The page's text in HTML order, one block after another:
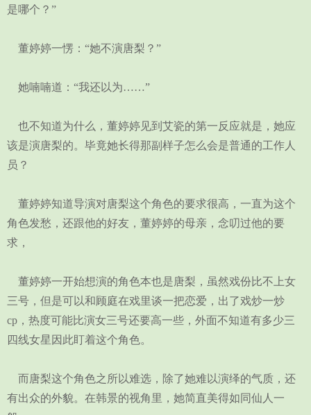
是哪个？”
董婷婷一愣：“她不演唐梨？”
她喃喃道：“我还以为……”
也不知道为什么，董婷婷见到艾瓷的第一反应就是，她应
该是演唐梨的。毕竟她长得那副样子怎么会是普通的工作人
员？
董婷婷知道导演对唐梨这个角色的要求很高，一直为这个
角色发愁，还跟他的好友，董婷婷的母亲，念叨过他的要
求，
董婷婷一开始想演的角色本也是唐梨，虽然戏份比不上女
三号，但是可以和顾庭在戏里谈一把恋爱，出了戏炒一炒
cp，热度可能比演女三号还要高一些，外面不知道有多少三
四线女星因此盯着这个角色。
而唐梨这个角色之所以难选，除了她难以演绎的气质，还
有出众的外貌。在韩景的视角里，她简直美得如同仙人一